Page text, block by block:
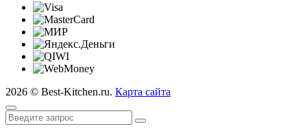
2026 © Best-Kitchen.ru. Карта сайта